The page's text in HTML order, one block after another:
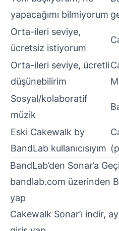
yapacağımı bilmiyorum
Orta-ileri seviye,
ücretsiz istiyorum
Orta-ileri seviye, ücretli
düşünebilirim
Sosyal/kolaboratif
müzik
Eski Cakewalk by
BandLab kullanıcısıyım
BandLab’den Sonar’a
bandlab.com üzerinden
yap
Cakewalk Sonar’ı indir,